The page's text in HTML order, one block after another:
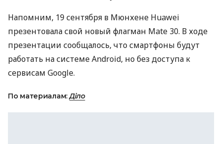
Напомним, 19 сентября в Мюнхене Huawei
презентовала свой новый флагман Mate 30. В ходе
презентации сообщалось, что смартфоны будут
работать на системе Android, но без доступа к
сервисам Google.
По материалам:Діло